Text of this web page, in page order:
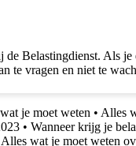
Belastingdienst. Als
te vragen en niet te
je moet weten • Alles
• Wanneer krijg je
Alles wat je moet weten